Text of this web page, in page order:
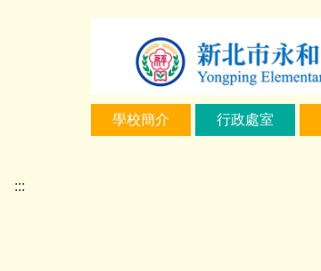
學校簡介 行政處室
:::